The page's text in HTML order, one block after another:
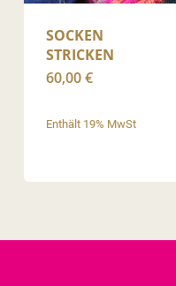
SOCKEN
STRICKEN
60,00€
Enthält 19% MwSt